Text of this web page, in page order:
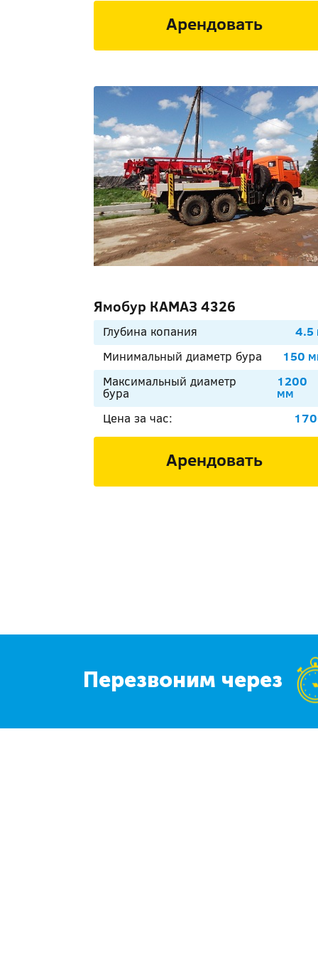
Арендовать
Ямобур КАМАЗ 4326
Глубина копания
4.5
Минимальный диаметр бура
150
Максимальный диаметр
бура
1200
мм
Цена за час:
Арендовать
Перезвоним через